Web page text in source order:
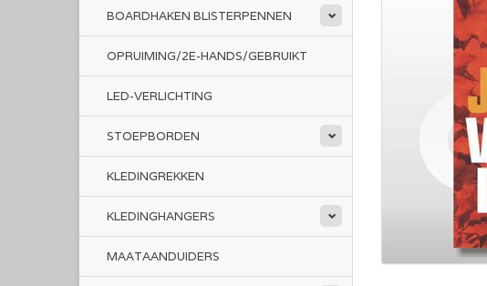
BOARDHAKEN BLISTERPENNEN
OPRUIMING/2E-HANDS/GEBRUIKT
LED-VERLICHTING
STOEPBORDEN
KLEDINGREKKEN
KLEDINGHANGERS
MAATAANDUIDERS